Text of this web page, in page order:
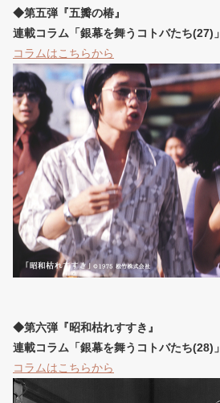
◆第五弾『五瓣の椿』
連載コラム「銀幕を舞うコトバたち(27)」
コラムはこちらから
◆第六弾『昭和枯れすすき』
連載コラム「銀幕を舞うコトバたち(28)」
コラムはこちらから